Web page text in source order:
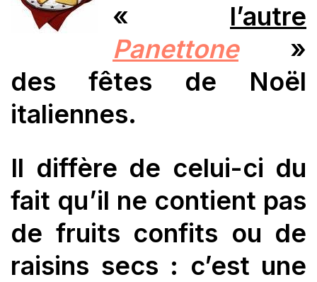
« l’autre
Panettone»
des fêtes de Noël
italiennes.
Il diffère de celui-ci du
fait qu’il ne contient pas
de fruits confits ou de
raisins secs : c’est une